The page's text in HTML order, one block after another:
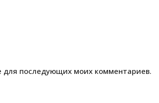
для последующих моих комментариев.